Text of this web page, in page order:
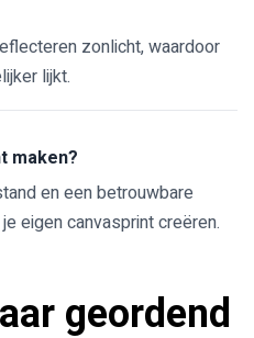
zonlicht, waardoor
lijkt.
maken?
en een betrouwbare
eigen canvasprint creëren.
geordend